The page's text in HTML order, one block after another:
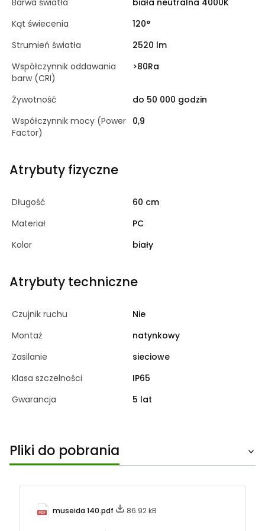
Kąt świecenia
120°
Strumień światła
2520 lm
Współczynnik oddawania
barw (CRI)
>80Ra
Żywotność
do 50 000 godzin
Współczynnik mocy (Power
Factor)
0,9
Atrybuty fizyczne
Długość
60 cm
Materiał
PC
Kolor
biały
Atrybuty techniczne
Czujnik ruchu
Nie
Montaż
natynkowy
Zasilanie
sieciowe
Klasa szczelności
IP65
Gwarancja
5 lat
Pliki do pobrania
museida 140.pdf 86.92 kB